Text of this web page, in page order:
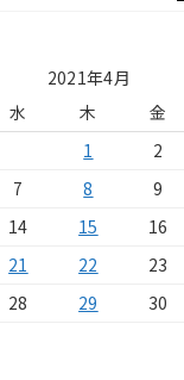
2021年4月
水 木 金
1
2
7 8 9
14 15 16
21 22 23
28 29
30